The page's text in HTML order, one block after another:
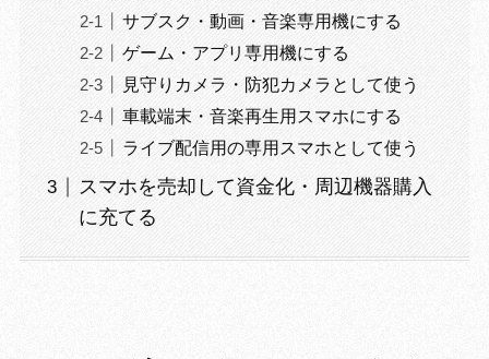
サブスク・動画・音楽専用機にする
ゲーム・アプリ専用機にする
見守りカメラ・防犯カメラとして使う
車載端末・音楽再生用スマホにする
ライブ配信用の専用スマホとして使う
スマホを売却して資金化・周辺機器購入
に充てる